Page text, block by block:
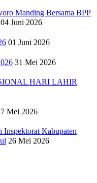
Manding Bersama BPP
04 Juni 2026
01 Juni 2026
31 Mei 2026
HARI LAHIR
Mei 2026
Inspektorat Kabupaten
26 Mei 2026